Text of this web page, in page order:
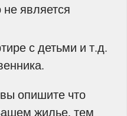
не является
с детьми и т.д.
опишите что
жилье, тем